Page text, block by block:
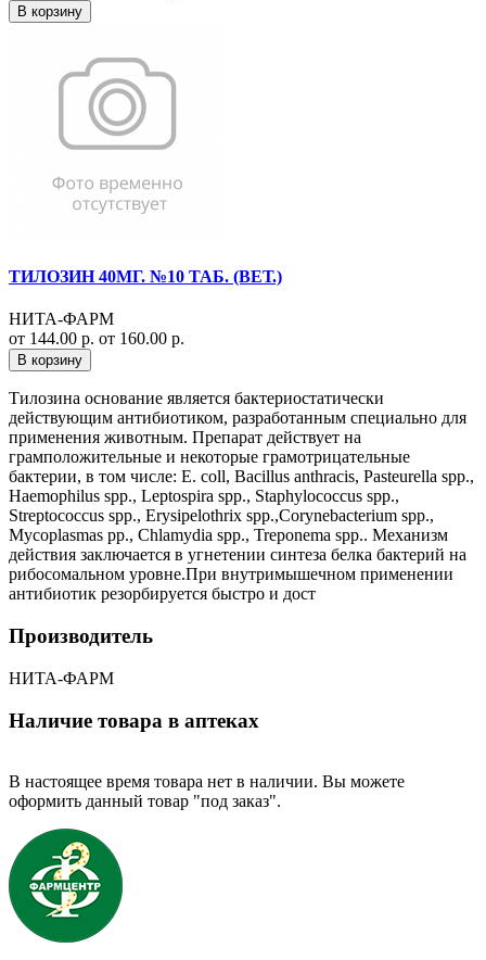
В корзину
ТИЛОЗИН 40МГ. №10 ТАБ. (ВЕТ.)
НИТА-ФАРМ
от 144.00 р. от 160.00 р.
В корзину
Тилозина основание является бактериостатически
действующим антибиотиком, разработанным специально для
применения животным. Препарат действует на
грамположительные и некоторые грамотрицательные
бактерии, в том числе: Е. coll, Bacillus anthracis, Pasteurella spp.,
Haemophilus spp., Leptospira spp., Staphylococcus spp.,
Streptococcus spp., Erysipelothrix spp.,Corynebacterium spp.,
Mycoplasmas pp., Chlamydia spp., Treponema spp.. Механизм
действия заключается в угнетении синтеза белка бактерий на
рибосомальном уровне.При внутримышечном применении
антибиотик резорбируется быстро и дост
Производитель
НИТА-ФАРМ
Наличие товара в аптеках
В настоящее время товара нет в наличии. Вы можете
оформить данный товар "под заказ".